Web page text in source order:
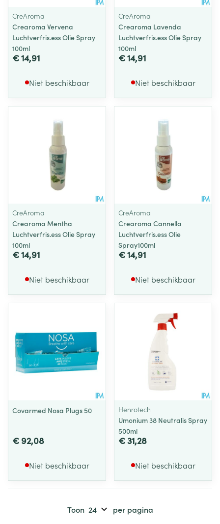
CreAroma
Crearoma Vervena
Luchtverfris.ess Olie Spray
100ml
€ 14,91
Niet beschikbaar
CreAroma
Crearoma Lavenda
Luchtverfris.ess Olie Spray
100ml
€ 14,91
Niet beschikbaar
CreAroma
Crearoma Mentha
Luchtverfris.ess Olie Spray
100ml
€ 14,91
Niet beschikbaar
CreAroma
Crearoma Cannella
Luchtverfris.ess Olie
Spray100ml
€ 14,91
Niet beschikbaar
Covarmed Nosa Plugs 50
€ 92,08
Niet beschikbaar
Henrotech
Umonium 38 Neutralis Spray
500ml
€ 31,28
Niet beschikbaar
Toon per pagina